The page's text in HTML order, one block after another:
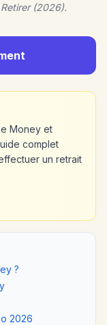
(2026).
Money et
complet
un retrait
?
2026